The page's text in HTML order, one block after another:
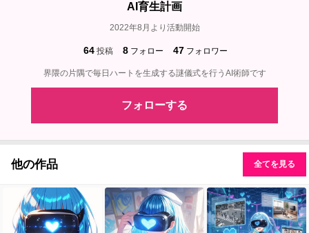
AI育生計画
2022年8月より活動開始
64 投稿 8 フォロー 47 フォロワー
界隈の片隅で毎日ハートを生成する謎儀式を行うAI術師です
フォローする
他の作品 全てを見る